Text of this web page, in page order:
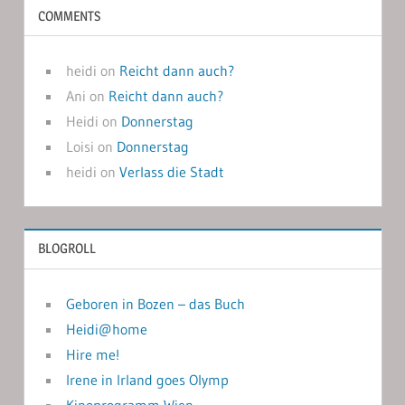
COMMENTS
heidi on Reicht dann auch?
Ani on Reicht dann auch?
Heidi on Donnerstag
Loisi on Donnerstag
heidi on Verlass die Stadt
BLOGROLL
Geboren in Bozen – das Buch
Heidi@home
Hire me!
Irene in Irland goes Olymp